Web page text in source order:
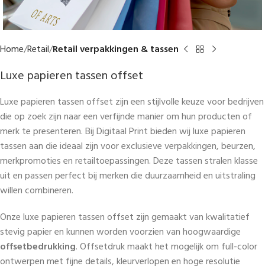
Home Retail Retail verpakkingen & tassen
Luxe papieren tassen offset
Luxe papieren tassen offset zijn een stijlvolle keuze voor bedrijven
die op zoek zijn naar een verfijnde manier om hun producten of
merk te presenteren. Bij Digitaal Print bieden wij luxe papieren
tassen aan die ideaal zijn voor exclusieve verpakkingen, beurzen,
merkpromoties en retailtoepassingen. Deze tassen stralen klasse
uit en passen perfect bij merken die duurzaamheid en uitstraling
willen combineren.
Onze luxe papieren tassen offset zijn gemaakt van kwalitatief
stevig papier en kunnen worden voorzien van hoogwaardige
offsetbedrukking. Offsetdruk maakt het mogelijk om full-color
ontwerpen met fijne details, kleurverlopen en hoge resolutie